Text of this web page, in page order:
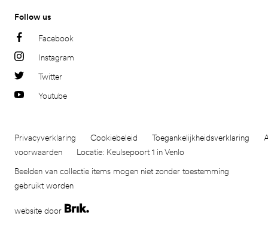
Follow us
Facebook
Instagram
Twitter
Youtube
Privacyverklaring Cookiebeleid Toegankelijkheidsverklaring
voorwaarden
Locatie: Keulsepoort 1 in Venlo
Beelden van collectie items mogen niet zonder toestemming
gebruikt worden
website door